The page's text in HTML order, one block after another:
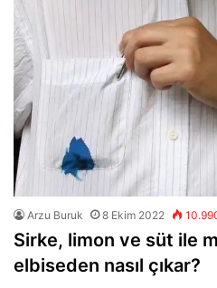
Arzu Buruk 8 Ekim 2022
Sirke, limon ve süt ile
elbiseden nasıl çıkar?